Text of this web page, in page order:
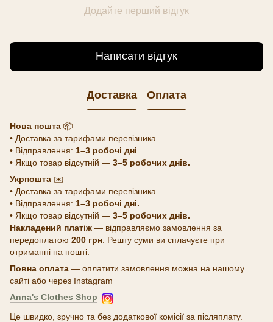
Додайте перший відгук
Написати відгук
Доставка Оплата
Нова пошта 📦
• Доставка за тарифами перевізника.
• Відправлення: 1–3 робочі дні
• Якщо товар відсутній — 3–5 робочих днів.
Укрпошта ✉️
• Доставка за тарифами перевізника.
• Відправлення: 1–3 робочі дні.
• Якщо товар відсутній — 3–5 робочих днів.
Накладений платіж — відправляємо замовлення за
передоплатою 200 грн . Решту суми ви сплачуєте при
отриманні на пошті.
Повна оплата — оплатити замовлення можна на нашому
сайті або через Instagram
Anna's Clothes Shop
Це швидко, зручно та без додаткової комісії за післяплату.